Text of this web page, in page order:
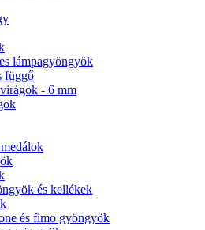
lámpagyöngyök
függő
- 6 mm
és kellékek
és fimo gyöngyök